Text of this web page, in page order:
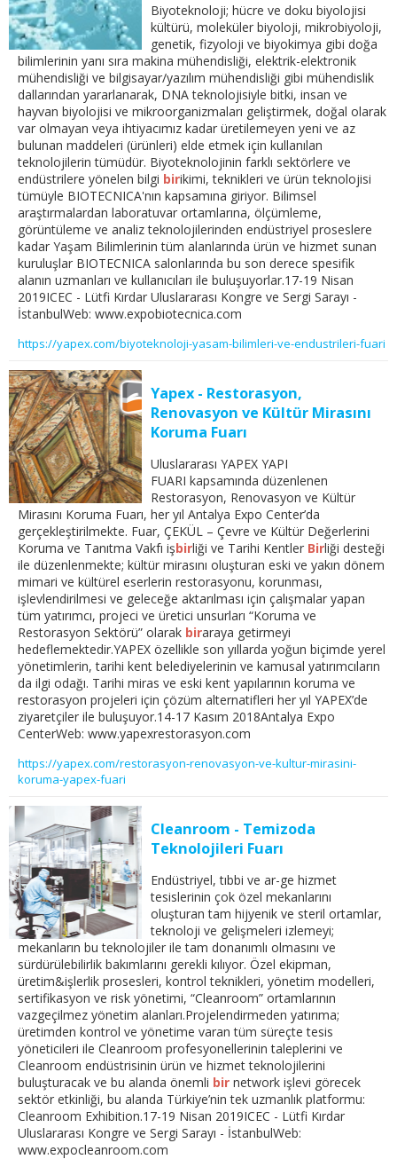
Biyoteknoloji; hücre ve doku biyolojisi
kültürü, moleküler biyoloji, mikrobiyoloji,
genetik, fizyoloji ve biyokimya gibi doğa
bilimlerinin yanı sıra makina mühendisliği, elektrik-elektronik
mühendisliği ve bilgisayar/yazılım mühendisliği gibi mühendislik
dallarından yararlanarak, DNA teknolojisiyle bitki, insan ve
hayvan biyolojisi ve mikroorganizmaları geliştirmek, doğal olarak
var olmayan veya ihtiyacımız kadar üretilemeyen yeni ve az
bulunan maddeleri (ürünleri) elde etmek için kullanılan
teknolojilerin tümüdür. Biyoteknolojinin farklı sektörlere ve
endüstrilere yönelen bilgi birikimi, teknikleri ve ürün teknolojisi
tümüyle BIOTECNICA'nın kapsamına giriyor. Bilimsel
araştırmalardan laboratuvar ortamlarına, ölçümleme,
görüntüleme ve analiz teknolojilerinden endüstriyel proseslere
kadar Yaşam Bilimlerinin tüm alanlarında ürün ve hizmet sunan
kuruluşlar BIOTECNICA salonlarında bu son derece spesifik
alanın uzmanları ve kullanıcıları ile buluşuyorlar.17-19 Nisan
2019ICEC - Lütfi Kırdar Uluslararası Kongre ve Sergi Sarayı -
İstanbulWeb: www.expobiotecnica.com
https://yapex.com/biyoteknoloji-yasam-bilimleri-ve-endustrileri-fuari
Yapex - Restorasyon,
Renovasyon ve Kültür Mirasını
Koruma Fuarı
Uluslararası YAPEX YAPI
FUARI kapsamında düzenlenen
Restorasyon, Renovasyon ve Kültür
Mirasını Koruma Fuarı, her yıl Antalya Expo Center’da
gerçekleştirilmekte. Fuar, ÇEKÜL – Çevre ve Kültür Değerlerini
Koruma ve Tanıtma Vakfı işbirliği ve Tarihi Kentler Birliği desteği
ile düzenlenmekte; kültür mirasını oluşturan eski ve yakın dönem
mimari ve kültürel eserlerin restorasyonu, korunması,
işlevlendirilmesi ve geleceğe aktarılması için çalışmalar yapan
tüm yatırımcı, projeci ve üretici unsurları “Koruma ve
Restorasyon Sektörü” olarak biraraya getirmeyi
hedeflemektedir.YAPEX özellikle son yıllarda yoğun biçimde yerel
yönetimlerin, tarihi kent belediyelerinin ve kamusal yatırımcıların
da ilgi odağı. Tarihi miras ve eski kent yapılarının koruma ve
restorasyon projeleri için çözüm alternatifleri her yıl YAPEX’de
ziyaretçiler ile buluşuyor.14-17 Kasım 2018Antalya Expo
CenterWeb: www.yapexrestorasyon.com
https://yapex.com/restorasyon-renovasyon-ve-kultur-mirasini-
koruma-yapex-fuari
Cleanroom - Temizoda
Teknolojileri Fuarı
Endüstriyel, tıbbi ve ar-ge hizmet
tesislerinin çok özel mekanlarını
oluşturan tam hijyenik ve steril ortamlar,
teknoloji ve gelişmeleri izlemeyi;
mekanların bu teknolojiler ile tam donanımlı olmasını ve
sürdürülebilirlik bakımlarını gerekli kılıyor. Özel ekipman,
üretim&işlerlik prosesleri, kontrol teknikleri, yönetim modelleri,
sertifikasyon ve risk yönetimi, “Cleanroom” ortamlarının
vazgeçilmez yönetim alanları.Projelendirmeden yatırıma;
üretimden kontrol ve yönetime varan tüm süreçte tesis
yöneticileri ile Cleanroom profesyonellerinin taleplerini ve
Cleanroom endüstrisinin ürün ve hizmet teknolojilerini
buluşturacak ve bu alanda önemli bir network işlevi görecek
sektör etkinliği, bu alanda Türkiye’nin tek uzmanlık platformu:
Cleanroom Exhibition.17-19 Nisan 2019ICEC - Lütfi Kırdar
Uluslararası Kongre ve Sergi Sarayı - İstanbulWeb:
www.expocleanroom.com